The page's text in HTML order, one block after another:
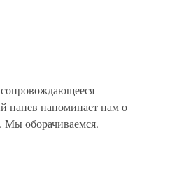
напоминает нам о
Мы оборачиваемся.